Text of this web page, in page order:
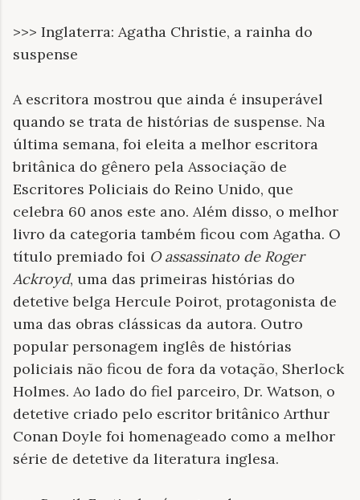
>>> Inglaterra: Agatha Christie, a rainha do
suspense
A escritora mostrou que ainda é insuperável
quando se trata de histórias de suspense. Na
última semana, foi eleita a melhor escritora
britânica do gênero pela Associação de
Escritores Policiais do Reino Unido, que
celebra 60 anos este ano. Além disso, o melhor
livro da categoria também ficou com Agatha. O
título premiado foi O assassinato de Roger
Ackroyd, uma das primeiras histórias do
detetive belga Hercule Poirot, protagonista de
uma das obras clássicas da autora. Outro
popular personagem inglês de histórias
policiais não ficou de fora da votação, Sherlock
Holmes. Ao lado do fiel parceiro, Dr. Watson, o
detetive criado pelo escritor britânico Arthur
Conan Doyle foi homenageado como a melhor
série de detetive da literatura inglesa.